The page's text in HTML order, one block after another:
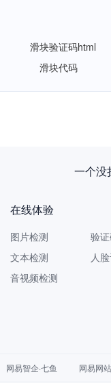
滑块验证码html
滑块代码
一个没
在线体验
图片检测
文本检测
音视频检测
验
人
网易智企·七鱼 网易网